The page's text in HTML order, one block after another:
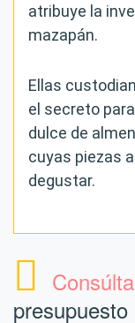
atribuye la
mazapán.
Ellas
el secreto
dulce de
cuyas piezas
degustar.